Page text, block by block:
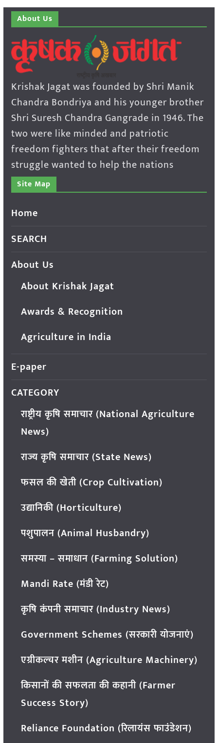
About Us
Krishak Jagat was founded by Shri Manik
Chandra Bondriya and his younger brother
Shri Suresh Chandra Gangrade in 1946. The
two were like minded and patriotic
freedom fighters that after their freedom
struggle wanted to help the nations
Site Map
Home
SEARCH
About Us
About Krishak Jagat
Awards & Recognition
Agriculture in India
E-paper
CATEGORY
राष्ट्रीय कृषि समाचार (National Agriculture
News)
राज्य कृषि समाचार (State News)
फसल की खेती (Crop Cultivation)
उद्यानिकी (Horticulture)
पशुपालन (Animal Husbandry)
समस्या – समाधान (Farming Solution)
Mandi Rate (मंडी रेट)
कृषि कंपनी समाचार (Industry News)
Government Schemes (सरकारी योजनाएं)
एग्रीकल्चर मशीन (Agriculture Machinery)
किसानों की सफलता की कहानी (Farmer
Success Story)
Reliance Foundation (रिलायंस फाउंडेशन)